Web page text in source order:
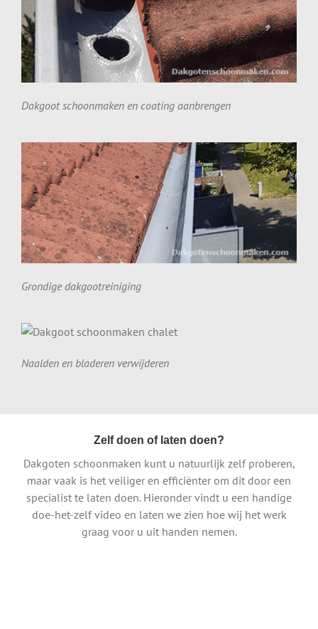
Dakgoot schoonmaken en coating aanbrengen
Grondige dakgootreiniging
Naalden en bladeren verwijderen
Zelf doen of laten doen?
Dakgoten schoonmaken kunt u natuurlijk zelf proberen,
maar vaak is het veiliger en efficiënter om dit door een
specialist te laten doen. Hieronder vindt u een handige
doe-het-zelf video en laten we zien hoe wij het werk
graag voor u uit handen nemen.